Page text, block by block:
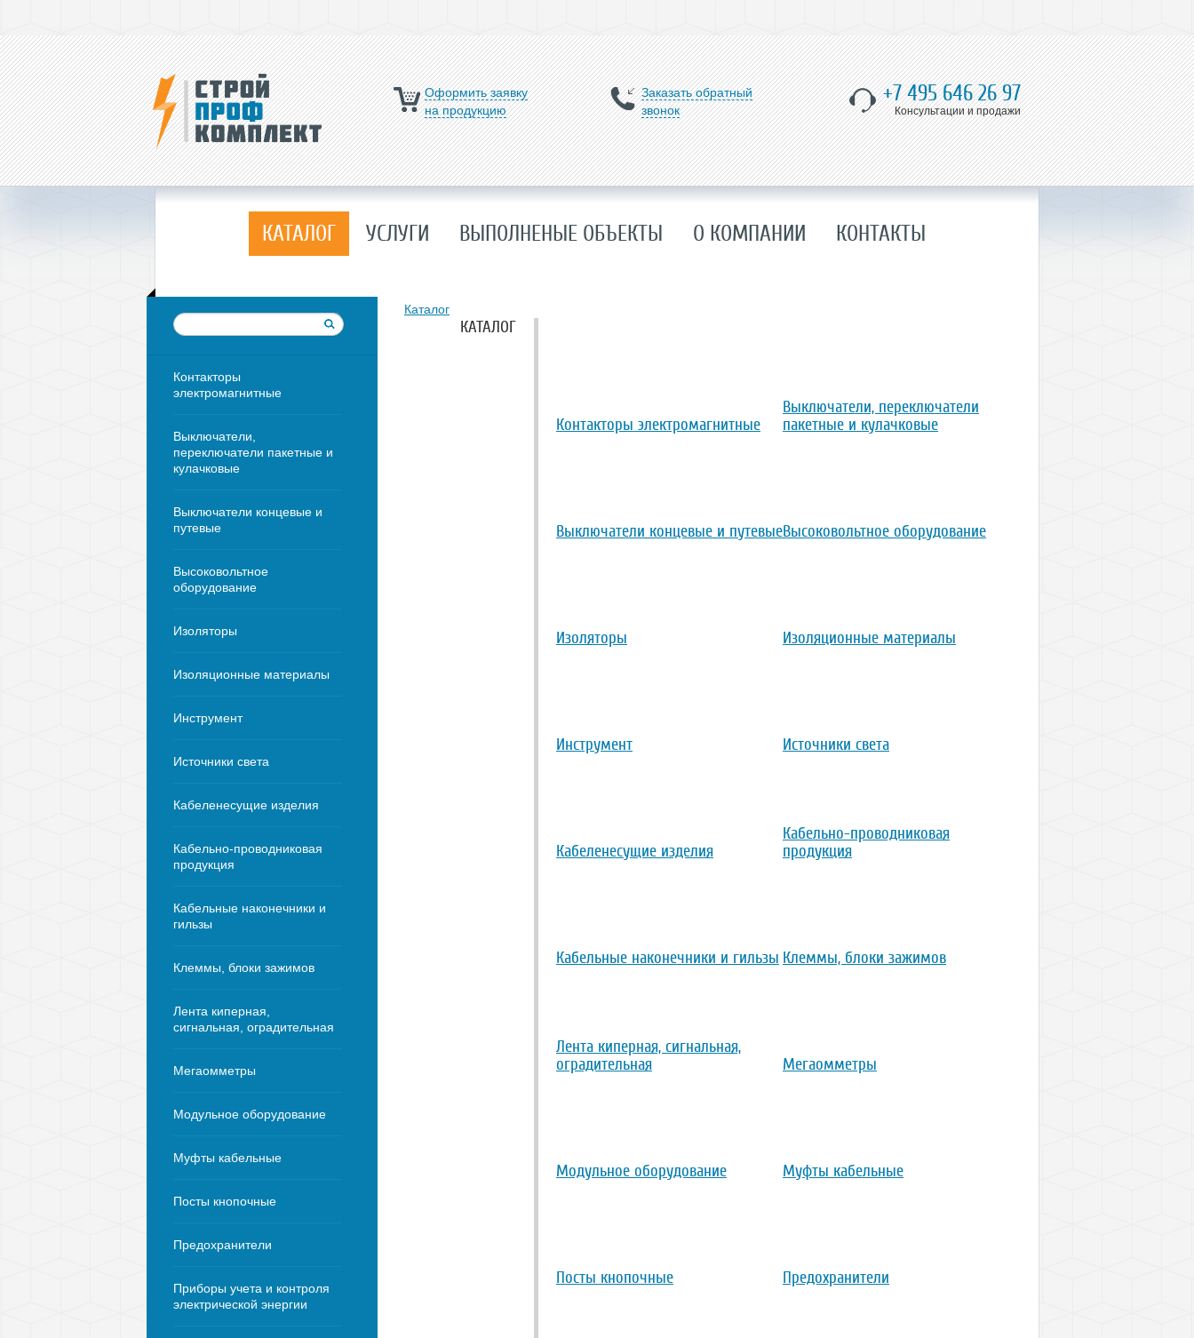
Оформить заявку
на продукцию
Заказать обратный
звонок
+7 495 646 26 97
Консультации и продажи
КАТАЛОГ УСЛУГИ ВЫПОЛНЕНЫЕ ОБЪЕКТЫ О КОМПАНИИ КОНТАКТЫ
Контакторы
электромагнитные
Выключатели,
переключатели пакетные и
кулачковые
Выключатели концевые и
путевые
Высоковольтное
оборудование
Изоляторы
Изоляционные материалы
Инструмент
Источники света
Кабеленесущие изделия
Кабельно-проводниковая
продукция
Кабельные наконечники и
гильзы
Клеммы, блоки зажимов
Лента киперная,
сигнальная, оградительная
Мегаомметры
Модульное оборудование
Муфты кабельные
Посты кнопочные
Предохранители
Приборы учета и контроля
электрической энергии
Каталог
КАТАЛОГ
Контакторы электромагнитные
Выключатели, переключатели
пакетные и кулачковые
Выключатели концевые и путевыеВысоковольтное оборудование
Изоляторы Изоляционные материалы
Инструмент Источники света
Кабеленесущие изделия
Кабельно-проводниковая
продукция
Кабельные наконечники и гильзы Клеммы, блоки зажимов
Лента киперная, сигнальная,
оградительная
Мегаомметры
Модульное оборудование Муфты кабельные
Посты кнопочные Предохранители